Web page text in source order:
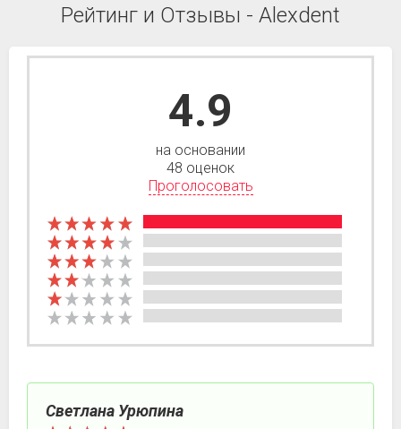
Рейтинг и Отзывы - Alexdent
4.9
на основании
48 оценок
Проголосовать
Светлана Урюпина